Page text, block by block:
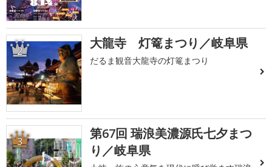
2 大龍寺 灯篭まつり／岐阜県
だるま観音大龍寺の灯篭まつり
3
第67回 瑞浪美濃源氏七夕まつ
り／岐阜県